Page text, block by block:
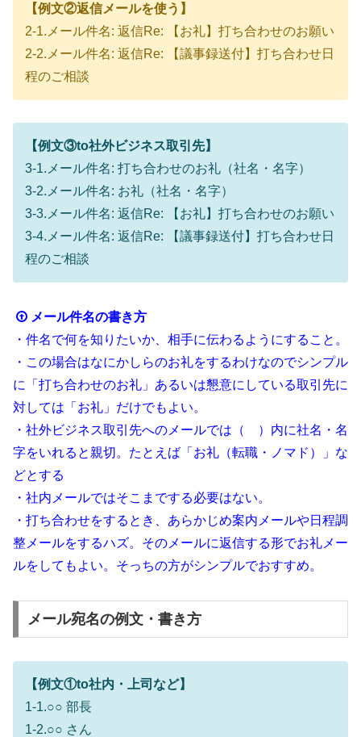
【例文②返信メールを使う】
2-1.メール件名: 返信Re: 【お礼】打ち合わせのお願い
2-2.メール件名: 返信Re: 【議事録送付】打ち合わせ日
程のご相談
【例文③to社外ビジネス取引先】
3-1.メール件名: 打ち合わせのお礼（社名・名字）
3-2.メール件名: お礼（社名・名字）
3-3.メール件名: 返信Re: 【お礼】打ち合わせのお願い
3-4.メール件名: 返信Re: 【議事録送付】打ち合わせ日
程のご相談
メール件名の書き方
・件名で何を知りたいか、相手に伝わるようにすること。
・この場合はなにかしらのお礼をするわけなのでシンプル
に「打ち合わせのお礼」あるいは懇意にしている取引先に
対しては「お礼」だけでもよい。
・社外ビジネス取引先へのメールでは（ ）内に社名・名
字をいれると親切。たとえば「お礼（転職・ノマド）」な
どとする
・社内メールではそこまでする必要はない。
・打ち合わせをするとき、あらかじめ案内メールや日程調
整メールをするハズ。そのメールに返信する形でお礼メー
ルをしてもよい。そっちの方がシンプルでおすすめ。
メール宛名の例文・書き方
【例文①to社内・上司など】
1-1.○○ 部長
1-2.○○ さん